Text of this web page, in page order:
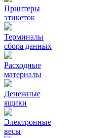
Принтеры
этикеток
Терминалы
сбора данных
Расходные
материалы
Денежные
ящики
Электронные
весы